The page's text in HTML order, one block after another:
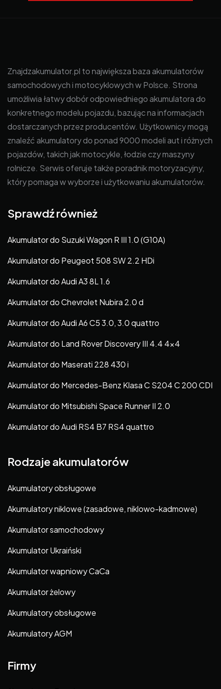
Znajdzakumulator.pl to największa baza akumulatorów
samochodowych i motocyklowych w Polsce. Strona
umożliwia łatwy dobór odpowiedniego akumulatora do
konkretnego modelu pojazdu, bazując na informacjach
dostarczanych przez producentów. Użytkownicy mogą
znaleźć akumulatory do ponad 9000 modeli aut i różnych
pojazdów, takich jak motocykle, łodzie czy maszyny
rolnicze. Serwis oferuje także poradnik motoryzacyjny,
który pomaga w wyborze i użytkowaniu akumulatorów.
Sprawdź również
Akumulator do Suzuki Wagon R III 1.0 (G10A)
Akumulator do Peugeot 508 SW 2.2 HDi
Akumulator do Audi A3 8L 1.6
Akumulator do Chevrolet Nubira 2.0 d
Akumulator do Audi A6 C5 3.0, 3.0 quattro
Akumulator do Land Rover Discovery III 4.4 4×4
Akumulator do Maserati 228 430 i
Akumulator do Mercedes-Benz Klasa C S204 C 200 CDI
Akumulator do Mitsubishi Space Runner II 2.0
Akumulator do Audi RS4 B7 RS4 quattro
Rodzaje akumulatorów
Akumulatory obsługowe
Akumulatory niklowe (zasadowe, niklowo-kadmowe)
Akumulator samochodowy
Akumulator Ukraiński
Akumulator wapniowy CaCa
Akumulator żelowy
Akumulatory obsługowe
Akumulatory AGM
Firmy